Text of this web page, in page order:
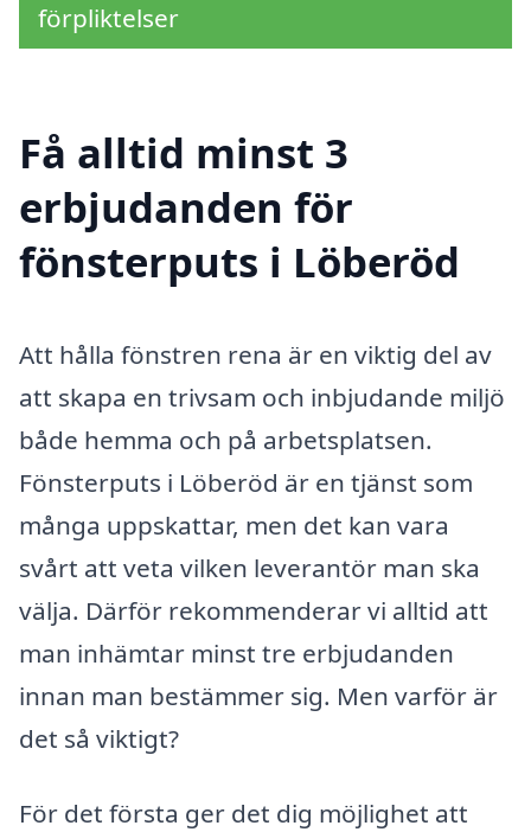
förpliktelser
Få alltid minst 3
erbjudanden för
fönsterputs i Löberöd
Att hålla fönstren rena är en viktig del av
att skapa en trivsam och inbjudande miljö
både hemma och på arbetsplatsen.
Fönsterputs i Löberöd är en tjänst som
många uppskattar, men det kan vara
svårt att veta vilken leverantör man ska
välja. Därför rekommenderar vi alltid att
man inhämtar minst tre erbjudanden
innan man bestämmer sig. Men varför är
det så viktigt?
För det första ger det dig möjlighet att